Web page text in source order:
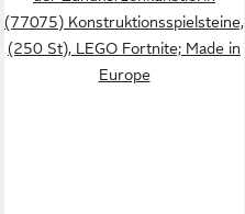
(77075) Konstruktionsspielsteine,
(250 St), LEGO Fortnite; Made in
Europe